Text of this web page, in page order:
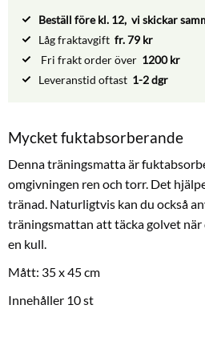
Beställ före kl. 12, vi skickar
Låg fraktavgift fr. 79 kr
Fri frakt order över 1200 kr
Leveranstid oftast 1-2 dgr
Mycket fuktabsorberande
Denna träningsmatta är
omgivningen ren och torr. Det
tränad. Naturligtvis kan du också
träningsmattan att täcka golvet
en kull.
Mått: 35 x 45 cm
Innehåller 10 st